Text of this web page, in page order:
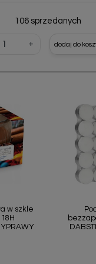
106 sprzedanych
+ dodaj do
w szkle